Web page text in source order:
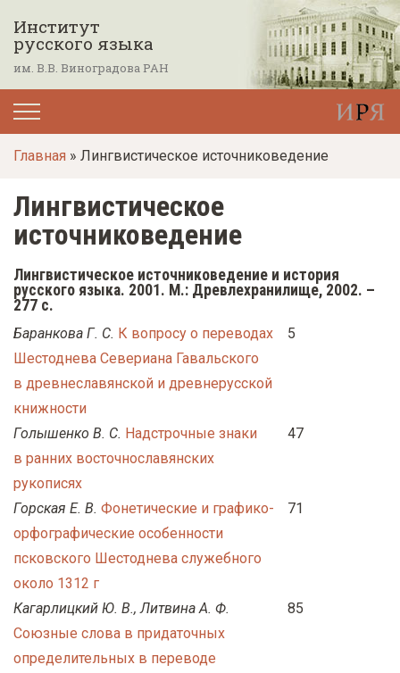
е
т
Институт
русского языка
им. В.В. Виноградова РАН
Главная » Лингвистическое источниковедение
Лингвистическое
источниковедение
Лингвистическое источниковедение и история
русского языка. 2001. М.: Древлехранилище, 2002. –
277 с.
Баранкова Г. С. К вопросу о переводах
Шестоднева Севериана Гавальского
в древнеславянской и древнерусской
книжности
5
Голышенко В. С. Надстрочные знаки
в ранних восточнославянских
рукописях
47
Горская Е. В. Фонетические и графико-
орфографические особенности
псковского Шестоднева служебного
около 1312 г
71
Кагарлицкий Ю. В., Литвина А. Ф.
Союзные слова в придаточных
определительных в переводе
85